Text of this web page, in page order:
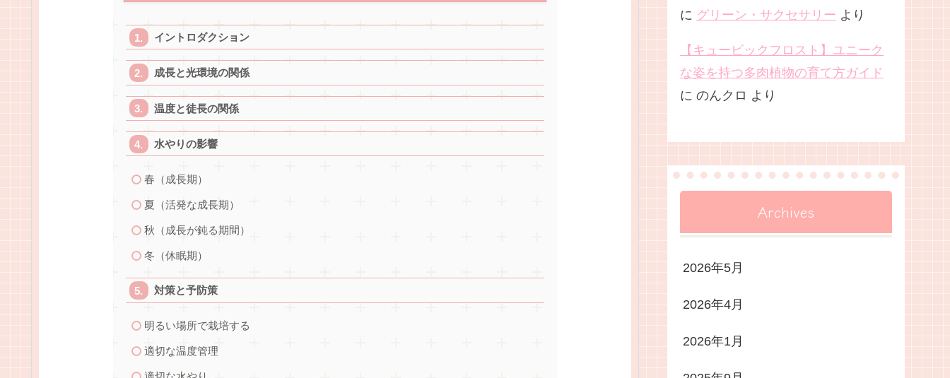
イントロダクション
成長と光環境の関係
温度と徒長の関係
水やりの影響
春（成長期）
夏（活発な成長期）
秋（成長が鈍る期間）
冬（休眠期）
対策と予防策
明るい場所で栽培する
適切な温度管理
に グリーン・サクセサリー より
【キュービックフロスト】ユニーク
な姿を持つ多肉植物の育て方ガイド
に のんクロ より
Archives
2026年5月
2026年4月
2026年1月